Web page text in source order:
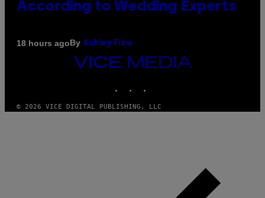
According to Wedding Experts
18 hours agoBy Ashley Fike
VICE
MEDIA
© 2026 VICE DIGITAL PUBLISHING, LLC